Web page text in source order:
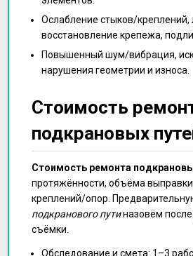
Ослабление стыков/
восстановление крепежа,
Повышенный шум/вибрация,
нарушения геометрии и износа.
Стоимость
подкрановых
Стоимость ремонта
протяжённости, объёма
креплений/опор.
подкранового путиназовём после
съёмки.
Обследование и смета: 1–3